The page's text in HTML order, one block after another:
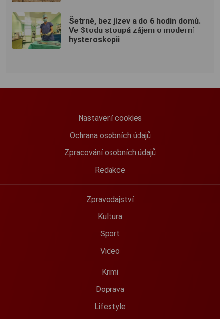
Šetrně, bez jizev a do 6 hodin domů.
Ve Stodu stoupá zájem o moderní
hysteroskopii
Nastavení cookies
Ochrana osobních údajů
Zpracování osobních údajů
Redakce
Zpravodajství
Kultura
Sport
Video
Krimi
Doprava
Lifestyle